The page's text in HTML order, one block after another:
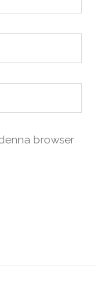
browser